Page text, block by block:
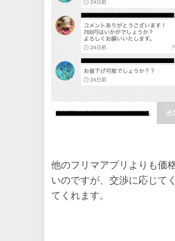
他のフリマアプリよりも価
いのですが、交渉に応じて
てくれます。